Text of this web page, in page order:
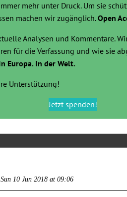
mehr unter Druck. Um sie
machen wir zugänglich.Open
Analysen und Kommentare.
für die Verfassung und wie sie
Europa. In der Welt.
Unterstützung!
Jetzt spenden!
Sun 10 Jun 2018 at 09:06